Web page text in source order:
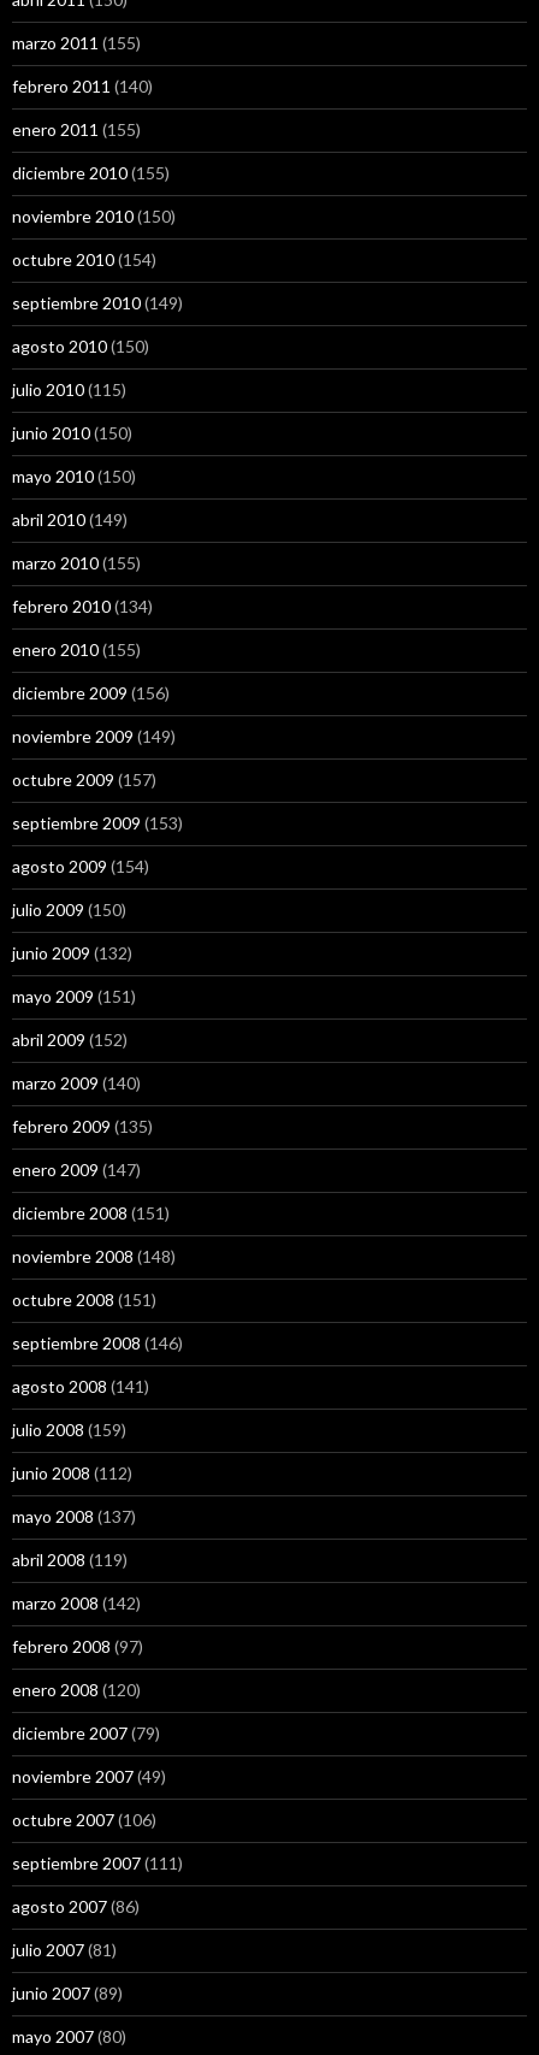
marzo 2011 (155)
febrero 2011 (140)
enero 2011 (155)
diciembre 2010(155)
noviembre 2010(150)
octubre 2010(154)
septiembre 2010(149)
agosto 2010(150)
julio 2010(115)
junio 2010(150)
mayo 2010(150)
abril 2010(149)
marzo 2010(155)
febrero 2010(134)
enero 2010(155)
diciembre 2009 (156)
noviembre 2009 (149)
octubre 2009 (157)
septiembre 2009 (153)
agosto 2009 (154)
julio 2009 (150)
junio 2009 (132)
mayo 2009 (151)
abril 2009 (152)
marzo 2009 (140)
febrero 2009 (135)
enero 2009 (147)
diciembre 2008 (151)
noviembre 2008 (148)
octubre 2008 (151)
septiembre 2008 (146)
agosto 2008 (141)
julio 2008 (159)
junio 2008 (112)
mayo 2008 (137)
abril 2008 (119)
marzo 2008 (142)
febrero 2008 (97)
enero 2008 (120)
diciembre 2007(79)
noviembre 2007(49)
octubre 2007(106)
septiembre 2007(111)
agosto 2007(86)
julio 2007(81)
junio 2007(89)
mayo 2007(80)